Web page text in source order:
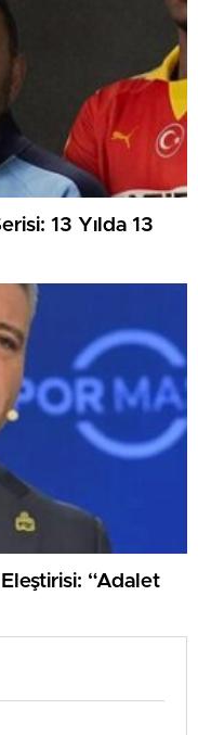
13 Yılda 13
“Adalet